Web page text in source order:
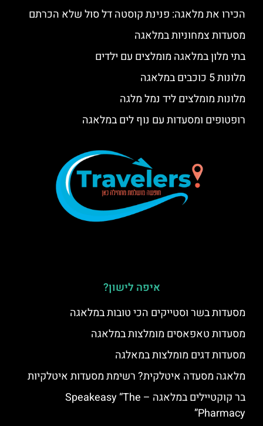
הכירו את מלאגה: פנינת קוסטה דל סול שלא הכרתם
מסעדות צמחוניות במלאגה
בתי מלון במלאגה מומלצים עם ילדים
מלונות 5 כוכבים במלאגה
מלונות מומלצים ליד נמל מלגה
רופטופים ומסעדות עם נוף לים במלאגה
איפה לישון?
מסעדות בשר וסטייקים הכי טובות במלאגה
מסעדות טאפאסים מומלצות במלאגה
מסעדות דגים מומלצות במאלגה
מלאגה מסעדה איטלקית? רשימת מסעדות איטלקיות
בר קוקטיילים במלאגה – Speakeasy “The
Pharmacy”